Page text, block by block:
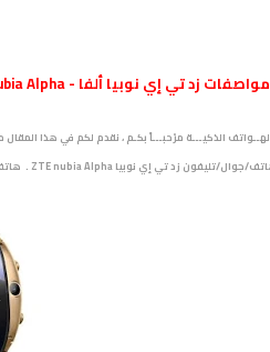
مواصفات زد تي إي نوبيا ألفا - ZTE nubia Alpha في شكل ساعة ذكية يمكنك إرتداؤها